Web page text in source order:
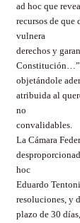
ad hoc que
recursos de
vulnera
derechos y
objetándole
atribuida al
no
convalidables.
La Cámara
hoc
Eduardo
resoluciones, y
plazo de 30